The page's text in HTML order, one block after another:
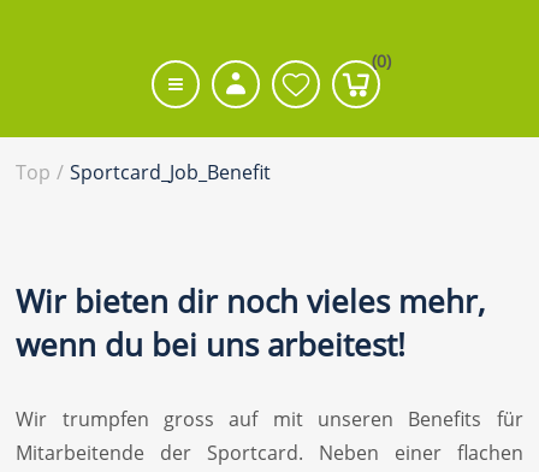
(0)
Top / Sportcard_Job_Benefit
Wir bieten dir noch vieles mehr,
wenn du bei uns arbeitest!
Wir trumpfen gross auf mit unseren Benefits für
Mitarbeitende der Sportcard. Neben einer flachen